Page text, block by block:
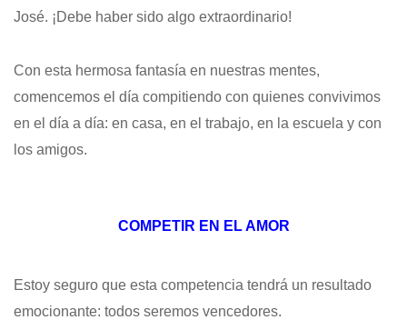
José. ¡Debe haber sido algo extraordinario!
Con esta hermosa fantasía en nuestras mentes,
comencemos el día compitiendo con quienes convivimos
en el día a día: en casa, en el trabajo, en la escuela y con
los amigos.
COMPETIR EN EL AMOR
Estoy seguro que esta competencia tendrá un resultado
emocionante: todos seremos vencedores.